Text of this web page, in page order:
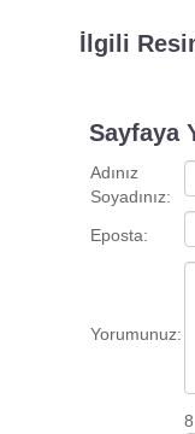
İlgili
Sayfaya
Adınız
Soyadınız:
Eposta:
Yorumunuz: